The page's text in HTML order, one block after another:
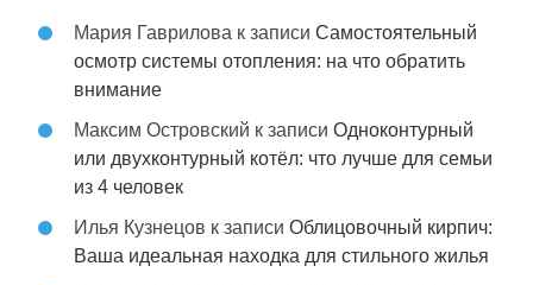
Мария Гаврилова к записиСамостоятельный
осмотр системы отопления: на что обратить
внимание
Максим Островский к записиОдноконтурный
или двухконтурный котёл: что лучше для семьи
из 4 человек
Илья Кузнецов к записиОблицовочный кирпич:
Ваша идеальная находка для стильного жилья